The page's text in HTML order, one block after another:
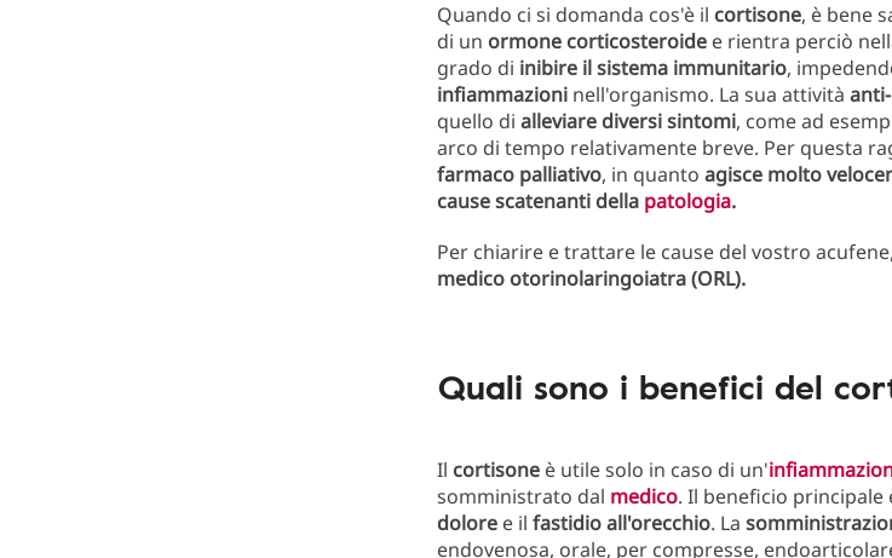
Quando ci si domanda cos'è il cortisone, è bene
di un ormone corticosteroide e rientra perciò
grado di inibire il sistema immunitario,
infiammazioni nell'organismo. La sua attività
quello di alleviare diversi sintomi, come ad
arco di tempo relativamente breve. Per questa
farmaco palliativo, in quanto agisce molto
cause scatenanti della patologia.
Per chiarire e trattare le cause del vostro
medico otorinolaringoiatra (ORL).
Quali sono i benefici del
Il cortisone è utile solo in caso di un'
somministrato dal medico. Il beneficio principale
dolore e il fastidio all'orecchio. La
endovenosa, orale, per compresse,